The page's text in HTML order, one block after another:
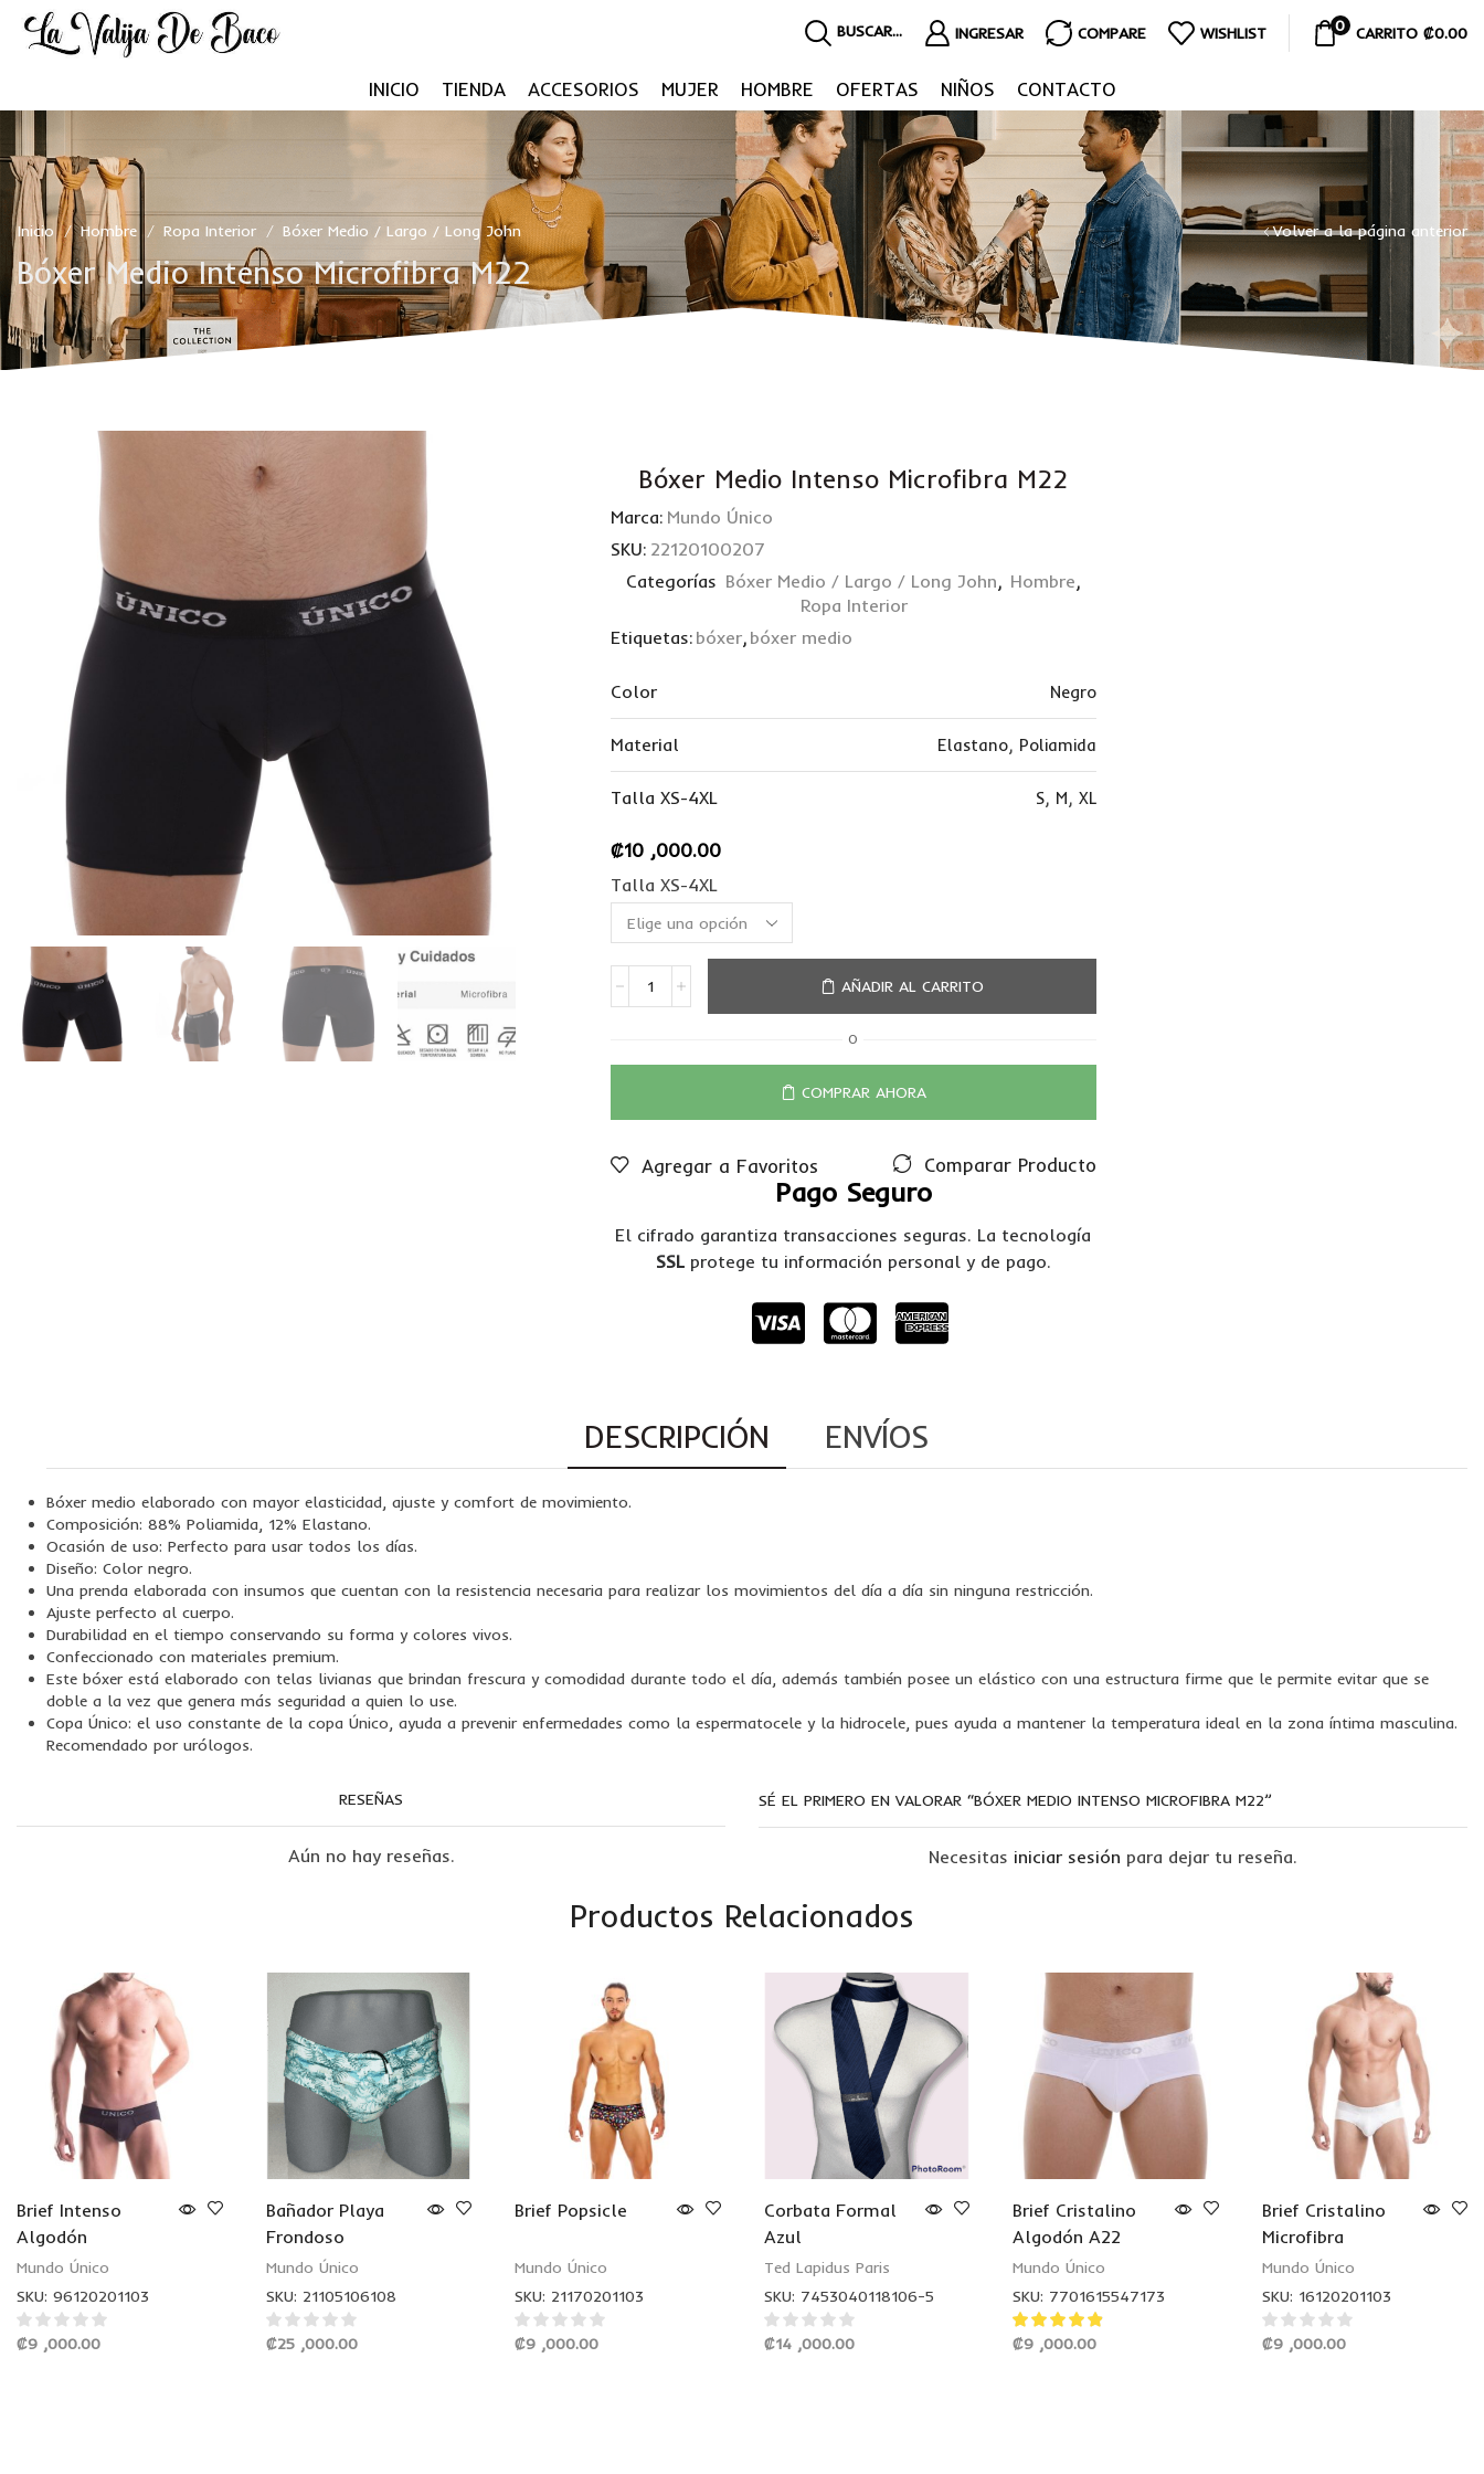
BUSCAR... INGRESAR COMPARE WISHLIST 0 CARRITO ₡0.00
INICIO TIENDA ACCESORIOS MUJER HOMBRE OFERTAS NIÑOS CONTACTO
Inicio / Hombre / Ropa Interior / Bóxer Medio / Largo / Long John
Bóxer Medio Intenso Microfibra M22
Volver a la página anterior
Bóxer Medio Intenso Microfibra M22
Marca: Mundo Único
SKU: 22120100207
Categorías Bóxer Medio / Largo / Long John, Hombre,
Ropa Interior
Etiquetas: bóxer, bóxer medio
Color Negro
Material Elastano, Poliamida
Talla XS-4XL S, M, XL
₡10 ,000.00
Talla XS-4XL
AÑADIR AL CARRITO
O
COMPRAR AHORA
Agregar a Favoritos Comparar Producto
Pago Seguro
El cifrado garantiza transacciones seguras. La tecnología
SSLprotege tu información personal y de pago.
DESCRIPCIÓN ENVÍOS
Bóxer medio elaborado con mayor elasticidad, ajuste y comfort de movimiento.
Composición: 88% Poliamida, 12% Elastano.
Ocasión de uso: Perfecto para usar todos los días.
Diseño: Color negro.
Una prenda elaborada con insumos que cuentan con la resistencia necesaria para realizar los movimientos del día a día sin ninguna restricción.
Ajuste perfecto al cuerpo.
Durabilidad en el tiempo conservando su forma y colores vivos.
Confeccionado con materiales premium.
Este bóxer está elaborado con telas livianas que brindan frescura y comodidad durante todo el día, además también posee un elástico con una estructura firme que le permite evitar que se
doble a la vez que genera más seguridad a quien lo use.
Copa Único: el uso constante de la copa Único, ayuda a prevenir enfermedades como la espermatocele y la hidrocele, pues ayuda a mantener la temperatura ideal en la zona íntima masculina.
Recomendado por urólogos.
RESEÑAS
Aún no hay reseñas.
SÉ EL PRIMERO EN VALORAR “BÓXER MEDIO INTENSO MICROFIBRA M22”
Necesitas iniciar sesión para dejar tu reseña.
Productos Relacionados
Brief Intenso
Algodón
Mundo Único
SKU: 96120201103
₡9 ,000.00
Bañador Playa
Frondoso
Mundo Único
SKU: 21105106108
₡25 ,000.00
Brief Popsicle
Mundo Único
SKU: 21170201103
₡9 ,000.00
Corbata Formal
Azul
Ted Lapidus Paris
SKU: 7453040118106-5
₡14 ,000.00
Brief Cristalino
Algodón A22
Mundo Único
SKU: 7701615547173
₡9 ,000.00
Brief Cristalino
Microfibra
Mundo Único
SKU: 16120201103
₡9 ,000.00